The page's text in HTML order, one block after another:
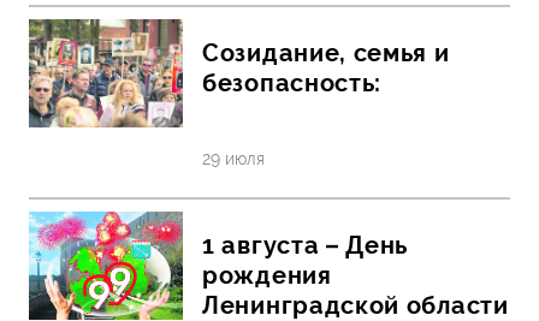
Созидание, семья и
безопасность:
29 июля
1 августа – День
рождения
Ленинградской области